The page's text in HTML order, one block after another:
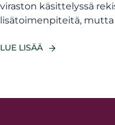
viraston käsittelyssä
lisätoimenpiteitä, mutta
LUE LISÄÄ